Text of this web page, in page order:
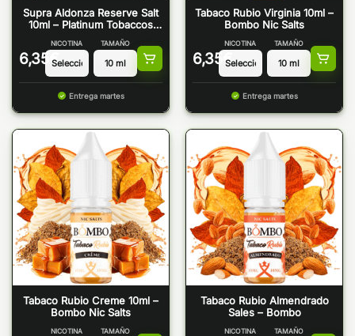
Supra Aldonza Reserve Salt
10ml – Platinum Tobaccos
6,35 €
NICOTINA TAMAÑO
Entrega martes
Tabaco Rubio Virginia 10ml –
Bombo Nic Salts
6,35 €
NICOTINA TAMAÑO
Entrega martes
Tabaco Rubio Creme 10ml –
Bombo Nic Salts
NICOTINA TAMAÑO
Tabaco Rubio Almendrado
Sales – Bombo
NICOTINA TAMAÑO